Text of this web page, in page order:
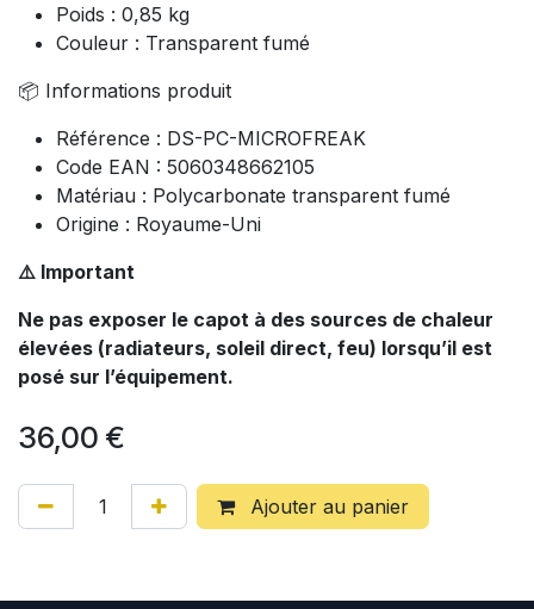
Poids : 0,85 kg
Couleur : Transparent fumé
📦 Informations produit
Référence : DS-PC-MICROFREAK
Code EAN : 5060348662105
Matériau : Polycarbonate transparent fumé
Origine : Royaume-Uni
⚠️ Important
Ne pas exposer le capot à des sources de chaleur
élevées (radiateurs, soleil direct, feu) lorsqu’il est
posé sur l’équipement.
36,00 €
Ajouter au panier